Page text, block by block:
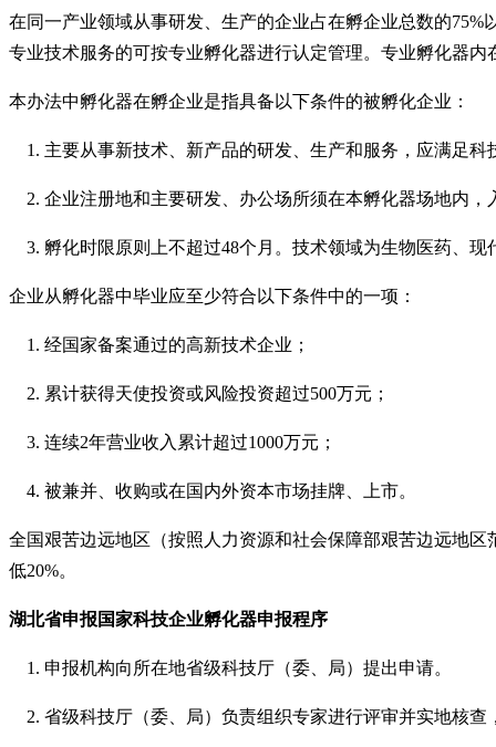
在同一产业领域从事研发、生产的企业占在孵企业总数的75%
专业技术服务的可按专业孵化器进行认定管理。专业孵化器
本办法中孵化器在孵企业是指具备以下条件的被孵化企业：
1. 主要从事新技术、新产品的研发、生产和服务，应满足科
2. 企业注册地和主要研发、办公场所须在本孵化器场地内，
3. 孵化时限原则上不超过48个月。技术领域为生物医药、
企业从孵化器中毕业应至少符合以下条件中的一项：
1. 经国家备案通过的高新技术企业；
2. 累计获得天使投资或风险投资超过500万元；
3. 连续2年营业收入累计超过1000万元；
4. 被兼并、收购或在国内外资本市场挂牌、上市。
全国艰苦边远地区（按照人力资源和社会保障部艰苦边远地
低20%。
湖北省申报国家科技企业孵化器申报程序
1. 申报机构向所在地省级科技厅（委、局）提出申请。
2. 省级科技厅（委、局）负责组织专家进行评审并实地核